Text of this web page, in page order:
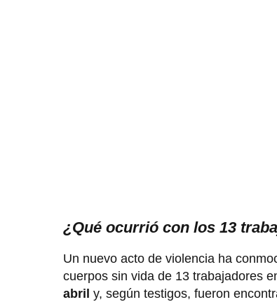
¿Qué ocurrió con los 13
Un nuevo acto de violencia ha
cuerpos sin vida de 13 trabajadores
abril y, según testigos, fueron